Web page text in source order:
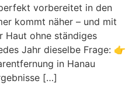
vorbereitet in den
kommt näher – und mit
Haut ohne ständiges
Jahr dieselbe Frage: 👉
in Hanau
[…]